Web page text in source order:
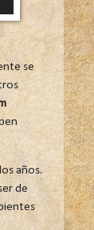
se
años.
de